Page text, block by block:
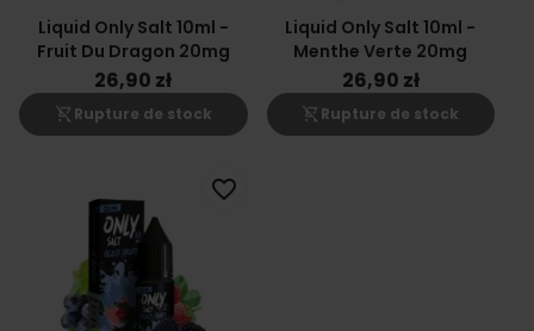
Liquid Only Salt 10ml -
Fruit Du Dragon 20mg
26,90 zł
shopping_cart_off Rupture de stock
Liquid Only Salt 10ml -
Menthe Verte 20mg
26,90 zł
shopping_cart_off Rupture de stock
favorite_border